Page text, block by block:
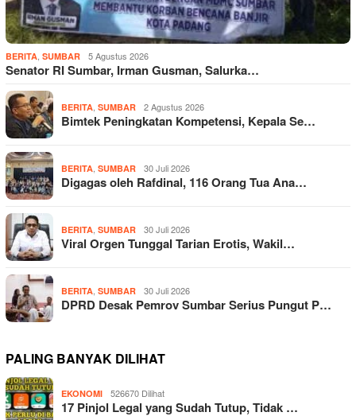
BERITA SUMBAR 5 Agustus 2026
Senator RI Sumbar, Irman Gusman, Salurka…
BERITA SUMBAR 2 Agustus 2026
Bimtek Peningkatan Kompetensi, Kepala Se…
BERITA SUMBAR 30 Juli 2026
Digagas oleh Rafdinal, 116 Orang Tua Ana…
BERITA SUMBAR 30 Juli 2026
Viral Orgen Tunggal Tarian Erotis, Wakil…
BERITA SUMBAR 30 Juli 2026
DPRD Desak Pemrov Sumbar Serius Pungut P…
PALING BANYAK DILIHAT
EKONOMI 526670 Dilihat
17 Pinjol Legal yang Sudah Tutup, Tidak …